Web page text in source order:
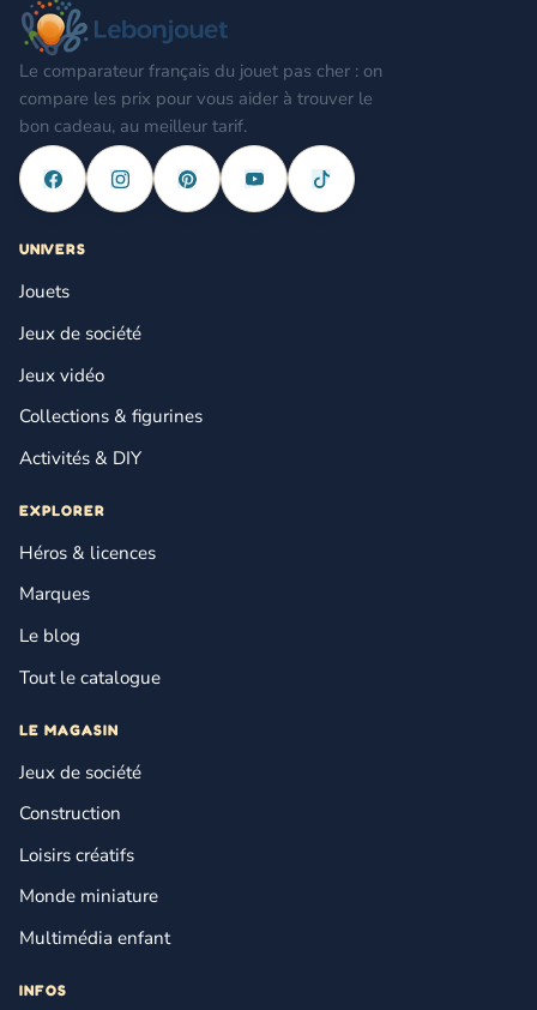
Le comparateur français du jouet pas cher : on
compare les prix pour vous aider à trouver le
bon cadeau, au meilleur tarif.
UNIVERS
Jouets
Jeux de société
Jeux vidéo
Collections & figurines
Activités & DIY
EXPLORER
Héros & licences
Marques
Le blog
Tout le catalogue
LE MAGASIN
Jeux de société
Construction
Loisirs créatifs
Monde miniature
Multimédia enfant
INFOS